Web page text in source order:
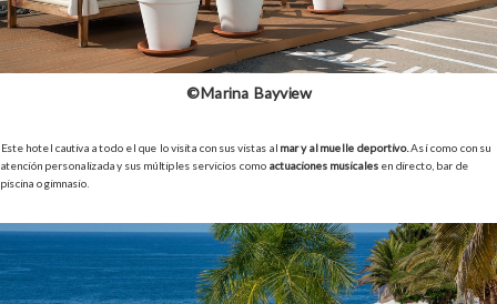
©Marina Bayview
Este hotel cautiva a todo el que lo visita con sus vistas al mar y al muelle deportivo. Así como con su
atención personalizada y sus múltiples servicios como actuaciones musicales en directo, bar de
piscina o gimnasio.